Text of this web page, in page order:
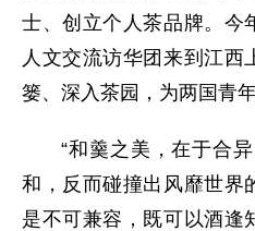
士、创立个人茶品牌。今
人文交流访华团来到江
篓、深入茶园，为两国青
“和羹之美，在于合
和，反而碰撞出风靡世界
是不可兼容，既可以酒逢